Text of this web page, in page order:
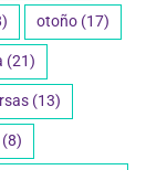
otoño (17)
(21)
(13)
(8)